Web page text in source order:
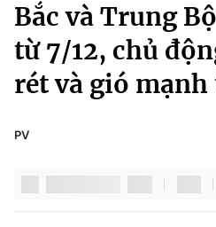
Chuyên mục
Chính trị
Pháp luật
Thể thao
Truyền hình
Văn hóa - Giải trí
Giáo dục
Bắc và Trung
từ 7/12, chủ
rét và gió
PV